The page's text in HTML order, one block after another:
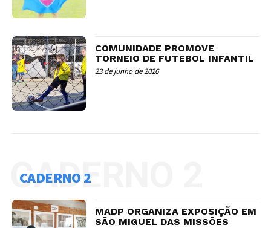
COMUNIDADE PROMOVE
TORNEIO DE FUTEBOL INFANTIL
23 de junho de 2026
CADERNO 2
CADERNO 2
MADP ORGANIZA EXPOSIÇÃO EM
SÃO MIGUEL DAS MISSÕES